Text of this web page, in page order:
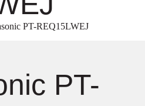
PT-REQ15LWEJ
PT-